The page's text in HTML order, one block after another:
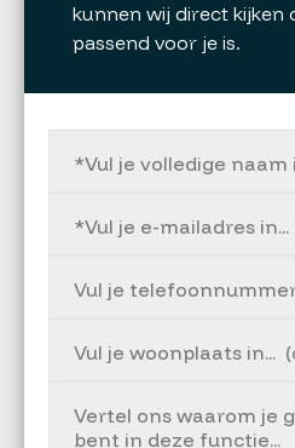
kunnen wij direct kijken
passend voor je is.